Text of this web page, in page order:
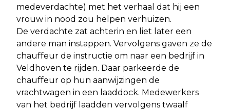
medeverdachte) met het verhaal dat hij een
vrouw in nood zou helpen verhuizen.
De verdachte zat achterin en liet later een
andere man instappen. Vervolgens gaven ze de
chauffeur de instructie om naar een bedrijf in
Veldhoven te rijden. Daar parkeerde de
chauffeur op hun aanwijzingen de
vrachtwagen in een laaddock. Medewerkers
van het bedrijf laadden vervolgens twaalf